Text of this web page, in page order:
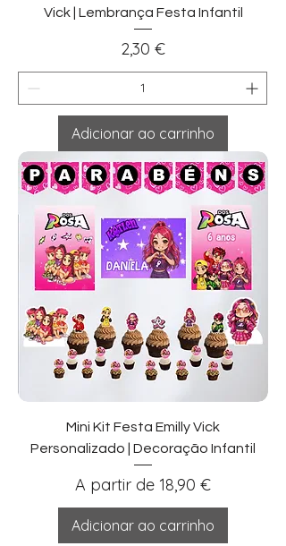
Vick | Lembrança Festa Infantil
Preço
2,30 €
Adicionar ao carrinho
Mini Kit Festa Emilly Vick
Personalizado | Decoração Infantil
A partir de 18,90 €
Preço promocional
Adicionar ao carrinho